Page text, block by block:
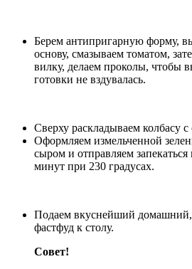
Берем антипригарную форму,
основу, смазываем томатом,
вилку, делаем проколы, чтобы
готовки не вздувалась.
Сверху раскладываем колбасу
Оформляем измельченной
сыром и отправляем
минут при 230 градусах.
Подаем вкуснейший домашний,
фастфуд к столу.
Совет!